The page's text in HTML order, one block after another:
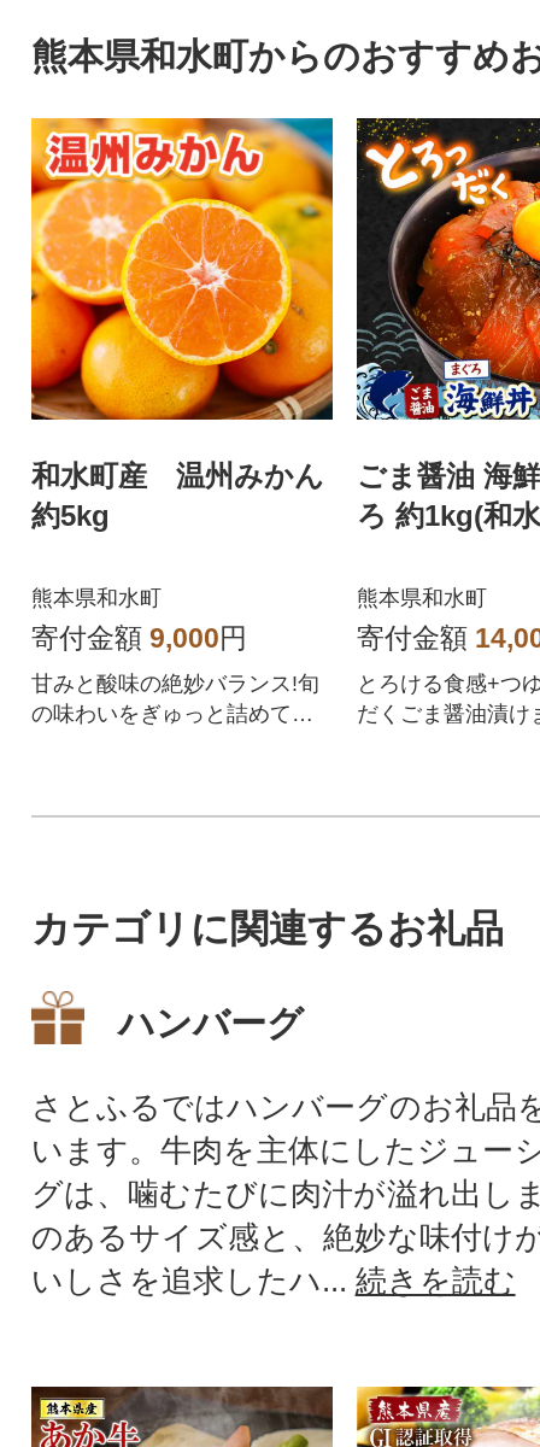
熊本県和水町からのおすすめ
和水町産 温州みかん
約5kg
熊本県和水町
寄付金額 9,000円
甘みと酸味の絶妙バランス!旬
の味わいをぎゅっと詰めてお
ごま醤油 海
ろ 約1kg(和
熊本県和水町
寄付金額
とろける食感+つ
だくごま醤油漬け
カテゴリに関連するお礼品
ハンバーグ
さとふるではハンバーグのお礼品
います。牛肉を主体にしたジュー
グは、噛むたびに肉汁が溢れ出し
のあるサイズ感と、絶妙な味付け
いしさを追求したハ... 続きを読む